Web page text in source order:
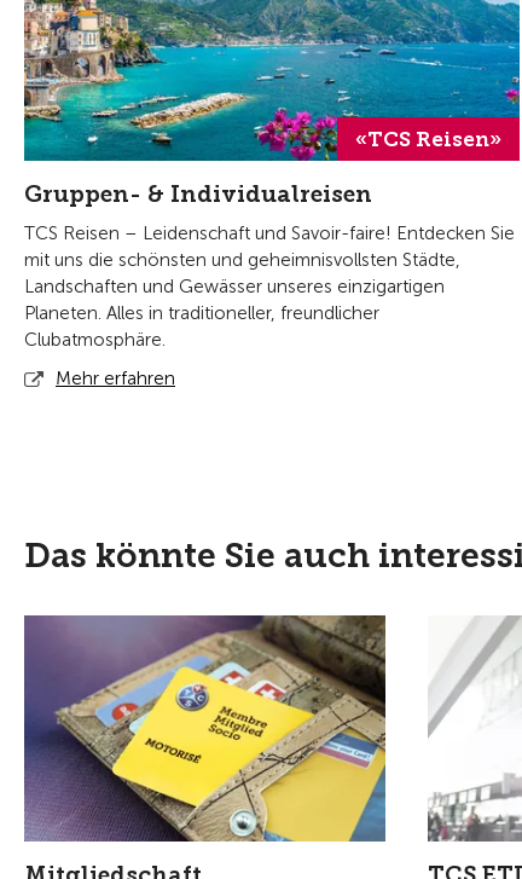
«TCS Reisen»
Gruppen- & Individualreisen
TCS Reisen – Leidenschaft und Savoir-faire! Entdecken Sie
mit uns die schönsten und geheimnisvollsten Städte,
Landschaften und Gewässer unseres einzigartigen
Planeten. Alles in traditioneller, freundlicher
Clubatmosphäre.
Mehr erfahren
Das könnte Sie auch